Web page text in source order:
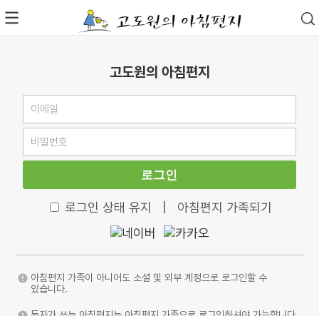
고도원의 아침편지
로그인
로그인 상태 유지 아침편지 가족되기
아침편지 가족이 아니어도 소셜 및 외부 계정으로 로그인할 수
있습니다.